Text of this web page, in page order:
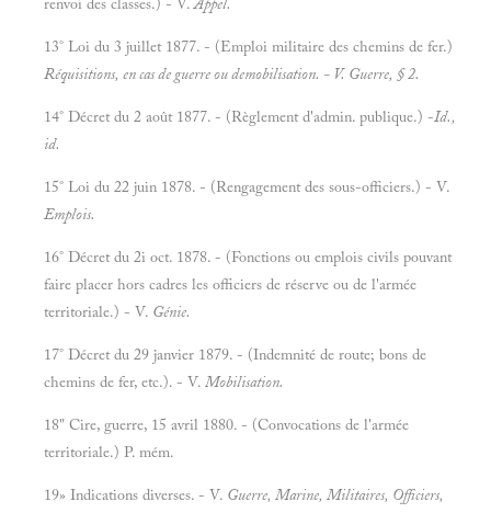
13° Loi du 3 juillet 1877. - (Emploi militaire des chemins de fer.)
Réquisitions, en cas de guerre ou demobilisation. - V. Guerre, § 2.
14° Décret du 2 août 1877. - (Règlement d'admin. publique.) -Id.,
id.
15° Loi du 22 juin 1878. - (Rengagement des sous-officiers.) - V.
Emplois.
16° Décret du 2i oct. 1878. - (Fonctions ou emplois civils pouvant
faire placer hors cadres les officiers de réserve ou de l'armée
territoriale.) - V. Génie.
17° Décret du 29 janvier 1879. - (Indemnité de route; bons de
chemins de fer, etc.). - V. Mobilisation.
18" Cire, guerre, 15 avril 1880. - (Convocations de l'armée
territoriale.) P. mém.
19» Indications diverses. - V. Guerre, Marine, Militaires, Officiers,